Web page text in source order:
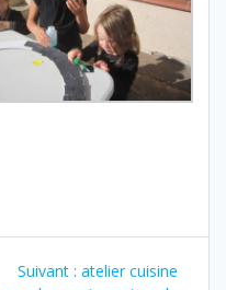
Suivant : atelier cuisine